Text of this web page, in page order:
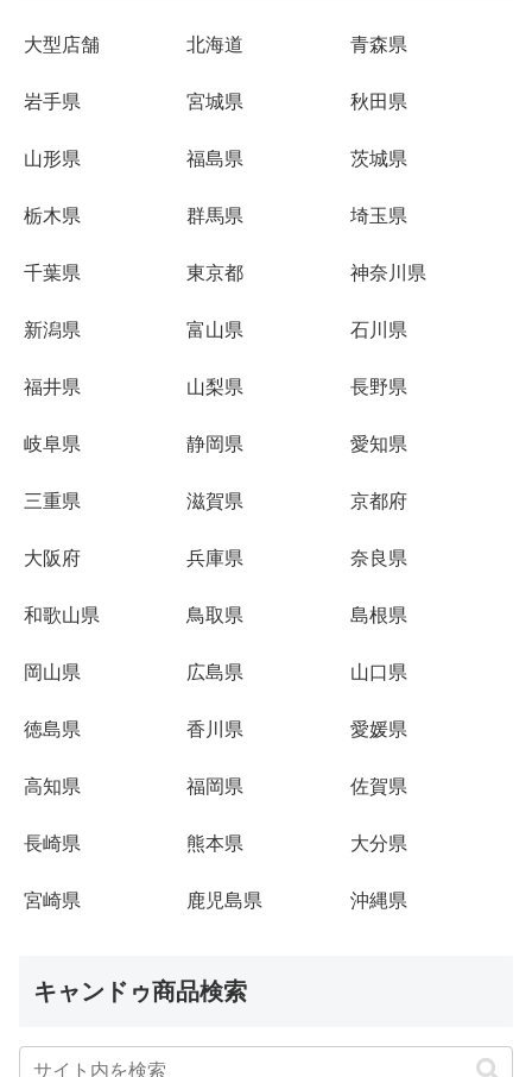
大型店舗 北海道 青森県
岩手県 宮城県 秋田県
山形県 福島県 茨城県
栃木県 群馬県 埼玉県
千葉県 東京都 神奈川県
新潟県 富山県 石川県
福井県 山梨県 長野県
岐阜県 静岡県 愛知県
三重県 滋賀県 京都府
大阪府 兵庫県 奈良県
和歌山県 鳥取県 島根県
岡山県 広島県 山口県
徳島県 香川県 愛媛県
高知県 福岡県 佐賀県
長崎県 熊本県 大分県
宮崎県 鹿児島県 沖縄県
キャンドゥ商品検索